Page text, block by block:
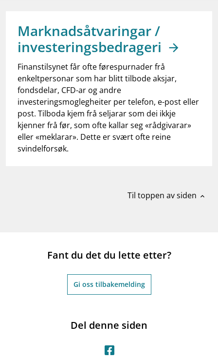
dashboardInformasjon for investorer
notifications_noneAbonner på nyhetsvarsel
Marknadsåtvaringar /
investeringsbedrageri
Finanstilsynet får ofte førespurnader frå
enkeltpersonar som har blitt tilbode aksjar,
fondsdelar, CFD-ar og andre
investeringsmoglegheiter per telefon, e-post eller
post. Tilboda kjem frå seljarar som dei ikkje
kjenner frå før, som ofte kallar seg «rådgivarar»
eller «meklarar». Dette er svært ofte reine
svindelforsøk.
Til toppen av siden expand_less
Fant du det du lette etter?
Gi oss tilbakemelding
Del denne siden